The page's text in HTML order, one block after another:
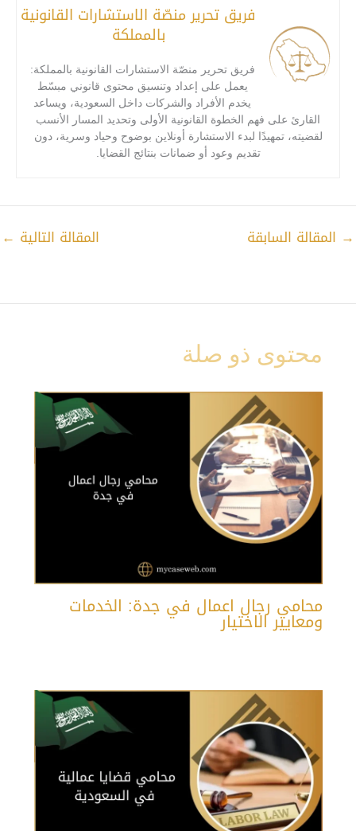
فريق تحرير منصّة الاستشارات القانونية
بالمملكة
فريق تحرير منصّة الاستشارات القانونية بالمملكة:
يعمل على إعداد وتنسيق محتوى قانوني مبسّط
يخدم الأفراد والشركات داخل السعودية، ويساعد
القارئ على فهم الخطوة القانونية الأولى وتحديد المسار الأنسب
لقضيته، تمهيدًا لبدء الاستشارة أونلاين بوضوح وحياد وسرية، دون
تقديم وعود أو ضمانات بنتائج القضايا.
→ المقالة السابقة المقالة التالية ←
محتوى ذو صلة
محامي رجال اعمال في جدة: الخدمات
ومعايير الاختيار